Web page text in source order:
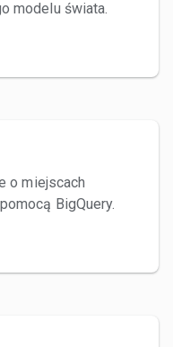
modelu świata.
o miejscach
BigQuery.